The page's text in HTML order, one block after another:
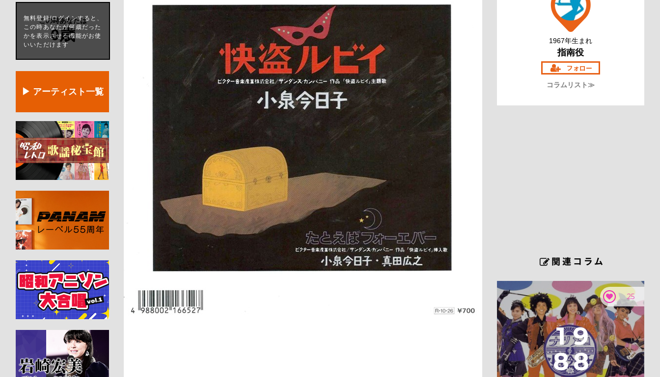
この時あなたは
0歳
無料登録/ログインすると、
この時あなたが何歳だった
かを表示させる機能がお使
いいただけます
▶ アーティスト一覧
1967年生まれ
指南役
コラムリスト≫
25
1 9
88